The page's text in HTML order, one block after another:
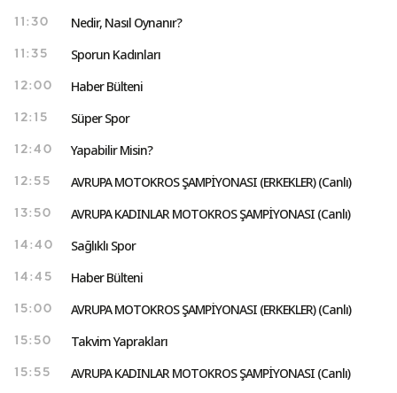
11:30 Nedir, Nasıl Oynanır?
11:35 Sporun Kadınları
12:00 Haber Bülteni
12:15 Süper Spor
12:40 Yapabilir Misin?
12:55 AVRUPA MOTOKROS ŞAMPİYONASI (ERKEKLER) (Canlı)
13:50 AVRUPA KADINLAR MOTOKROS ŞAMPİYONASI (Canlı)
14:40 Sağlıklı Spor
14:45 Haber Bülteni
15:00 AVRUPA MOTOKROS ŞAMPİYONASI (ERKEKLER) (Canlı)
15:50 Takvim Yaprakları
15:55 AVRUPA KADINLAR MOTOKROS ŞAMPİYONASI (Canlı)